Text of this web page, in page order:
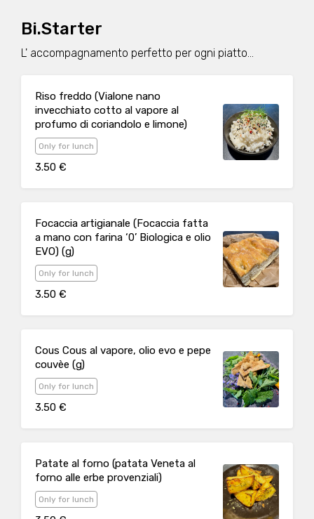
Bi.Starter
L' accompagnamento perfetto per ogni piatto...
Riso freddo (Vialone nano
invecchiato cotto al vapore al
profumo di coriandolo e limone)
Only for lunch
3.50 €
Focaccia artigianale (Focaccia fatta
a mano con farina ‘0’ Biologica e olio
EVO) (g)
Only for lunch
3.50 €
Cous Cous al vapore, olio evo e pepe
couvèe (g)
Only for lunch
3.50 €
Patate al forno (patata Veneta al
forno alle erbe provenziali)
Only for lunch